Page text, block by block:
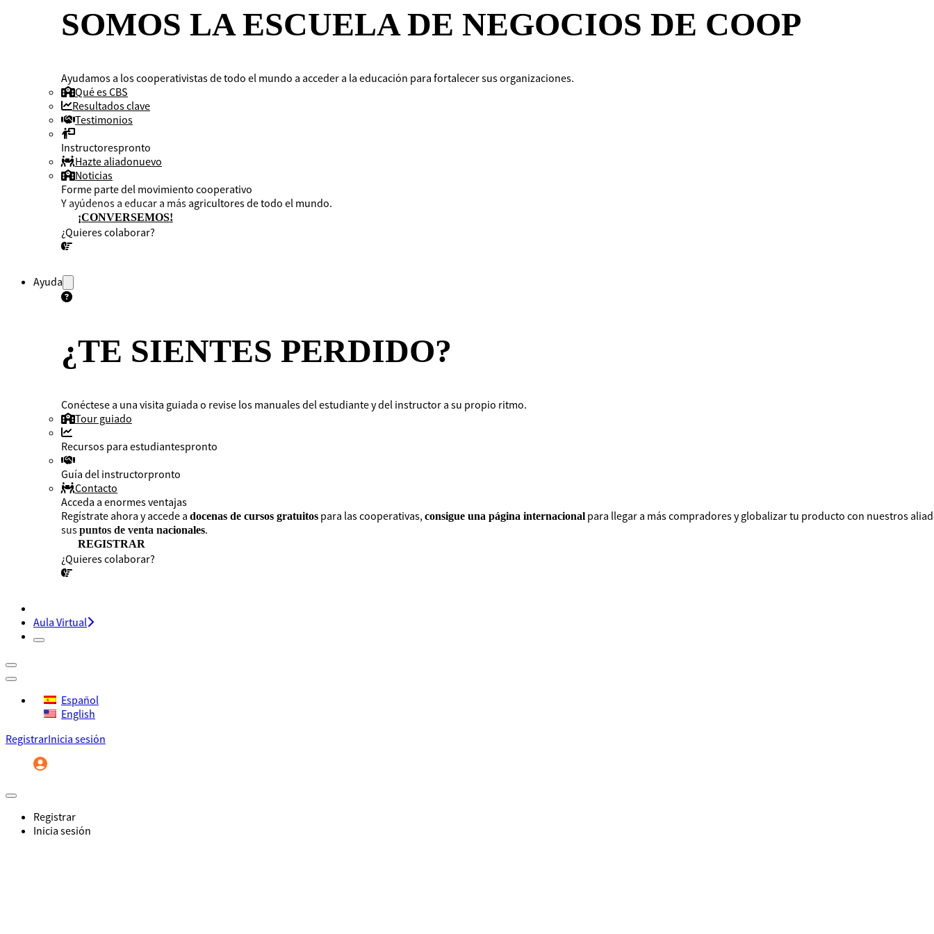
SOMOS LA ESCUELA DE NEGOCIOS DE COOP
Ayudamos a los cooperativistas de todo el mundo a acceder a la educación para fortalecer sus organizaciones.
Qué es CBS
Resultados clave
Testimonios
Instructorespronto
Hazte aliadonuevo
Noticias
Forme parte del movimiento cooperativo
Y ayúdenos a educar a más agricultores de todo el mundo.
¡CONVERSEMOS!
¿Quieres colaborar?
Ayuda
¿TE SIENTES PERDIDO?
Conéctese a una visita guiada o revise los manuales del estudiante y del instructor a su propio ritmo.
Tour guiado
Recursos para estudiantespronto
Guía del instructorpronto
Contacto
Acceda a enormes ventajas
Regístrate ahora y accede a docenas de cursos gratuitos para las cooperativas, consigue una página internacional para llegar a más compradores y globalizar tu producto con nuestros
suspuntos de venta nacionales.
REGISTRAR
¿Quieres colaborar?
Aula Virtual
Español
English
RegistrarInicia sesión
Registrar
Inicia sesión